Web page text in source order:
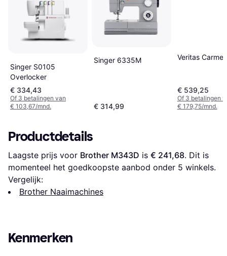
Singer S0105
Overlocker
€ 334,43
Of 3 betalingen van
€ 103,67/mnd.
Singer 6335M
€ 314,99
Veritas Carmen
€ 539,25
Of 3 betalingen
€ 179,75/mnd.
Productdetails
Laagste prijs voor Brother M343D is € 241,68. Dit is
momenteel het goedkoopste aanbod onder 5 winkels.
Vergelijk:
Brother Naaimachines
Kenmerken